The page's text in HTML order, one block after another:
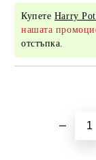
Купете Harry
нашата
отстъпка.